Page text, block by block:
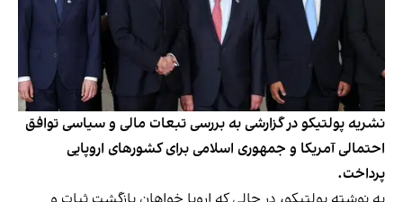
نشریه پولتیکو در گزارشی به بررسی تبعات مالی و سیاسی توافق
احتمالی آمریکا و جمهوری اسلامی برای کشورهای اروپایی
پرداخت.